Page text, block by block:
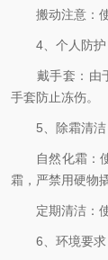
搬动注意：使
4、个人防护
戴手套：由于
手套防止冻伤。
5、除霜清洁
自然化霜：使
霜，严禁用硬物
定期清洁：使
6、环境要求